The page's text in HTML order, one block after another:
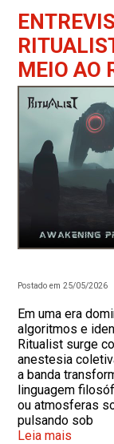
MEIO AO
Postado em 25/05/2026
Em uma era
algoritmos e
Ritualist surge
anestesia
a banda
linguagem
ou atmosferas
pulsando sob
Leia mais